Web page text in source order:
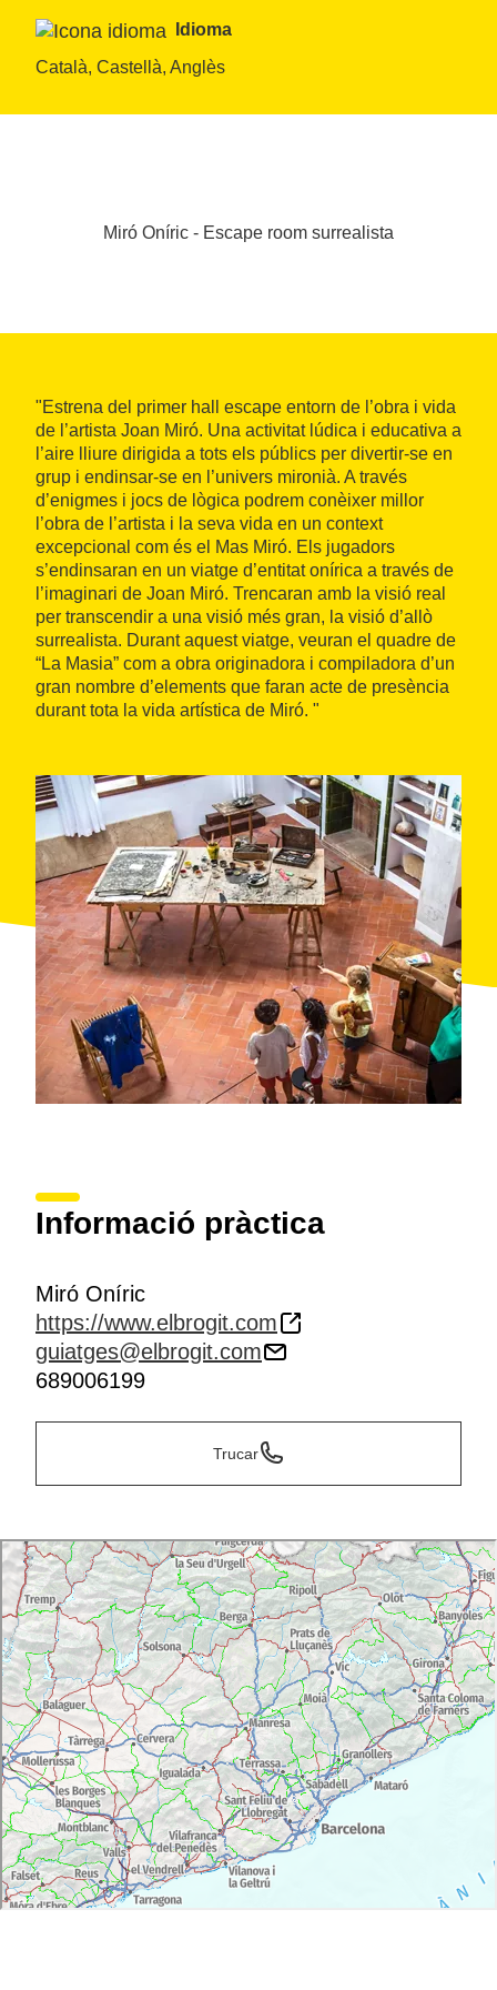
Idioma
Català, Castellà, Anglès
Miró Oníric - Escape room surrealista
"Estrena del primer hall escape entorn de l’obra i vida
de l’artista Joan Miró. Una activitat lúdica i educativa a
l’aire lliure dirigida a tots els públics per divertir-se en
grup i endinsar-se en l’univers mironià. A través
d’enigmes i jocs de lògica podrem conèixer millor
l’obra de l’artista i la seva vida en un context
excepcional com és el Mas Miró. Els jugadors
s’endinsaran en un viatge d’entitat onírica a través de
l’imaginari de Joan Miró. Trencaran amb la visió real
per transcendir a una visió més gran, la visió d’allò
surrealista. Durant aquest viatge, veuran el quadre de
“La Masia” com a obra originadora i compiladora d’un
gran nombre d’elements que faran acte de presència
durant tota la vida artística de Miró. "
Informació pràctica
Miró Oníric
https://www.elbrogit.com
guiatges@elbrogit.com
689006199
Trucar